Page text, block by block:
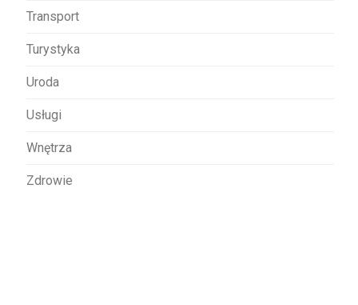
Transport
Turystyka
Uroda
Usługi
Wnętrza
Zdrowie